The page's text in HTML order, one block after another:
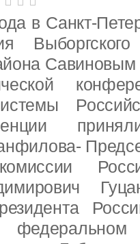
в Санкт-
Савиновым
федеральном